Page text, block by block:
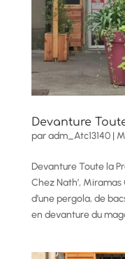
Devanture
paradm_Atc13140|
Devanture Toute la
Chez Nath’,
d’une pergola, de
en devanture du